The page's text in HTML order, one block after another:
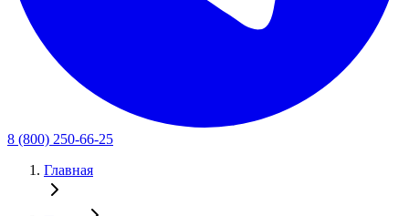
8 (800) 250-66-25
Главная